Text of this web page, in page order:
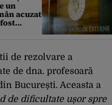
un
acuzat
drone
de rezolvare a
de dna. profesoară
București. Aceasta a
de dificultate ușor spre